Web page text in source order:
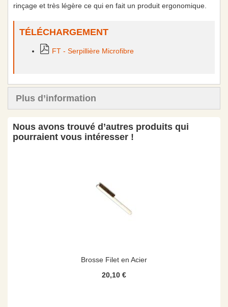
rinçage et très légère ce qui en fait un produit ergonomique.
TÉLÉCHARGEMENT
FT - Serpillière Microfibre
Plus d’information
Nous avons trouvé d’autres produits qui
pourraient vous intéresser !
Brosse Filet en Acier
20,10 €